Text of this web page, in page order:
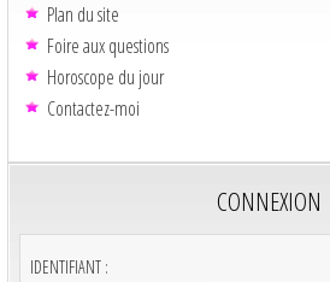
Plan du site
Foire aux questions
Horoscope du jour
Contactez-moi
CONNEXION
IDENTIFIANT :